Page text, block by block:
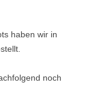
haben wir in
noch